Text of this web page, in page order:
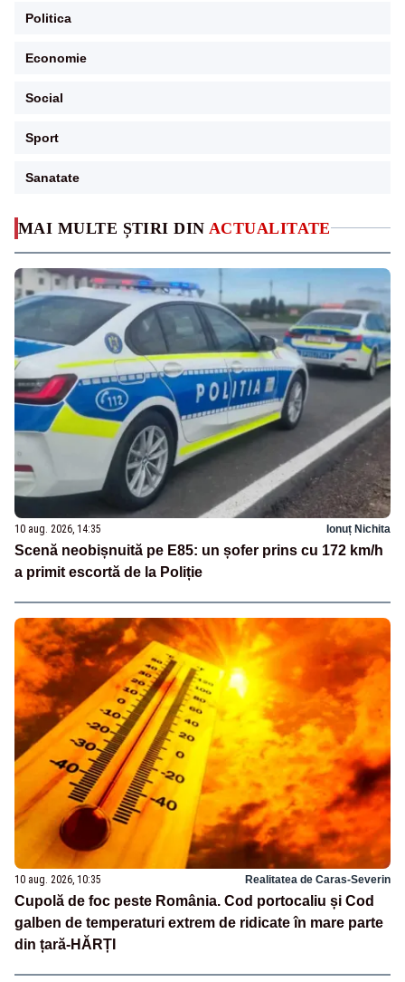
MAI MULTE ȘTIRI DIN ACTUALITATE
10 aug. 2026, 14:35 Ionuț Nichita
Scenă neobișnuită pe E85: un șofer prins cu 172 km/h
a primit escortă de la Poliție
10 aug. 2026, 10:35 Realitatea de Caras-Severin
Cupolă de foc peste România. Cod portocaliu și Cod
galben de temperaturi extrem de ridicate în mare parte
din țară-HĂRȚI
Politica
Economie
Social
Sport
Sanatate